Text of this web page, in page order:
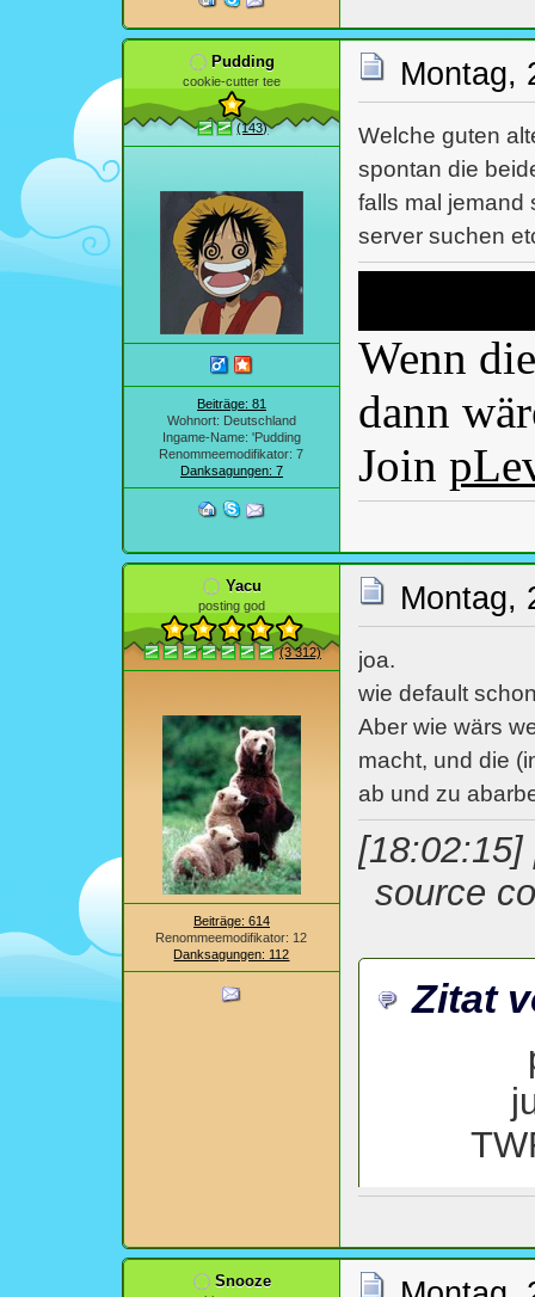
Pudding
cookie-cutter tee
(143)
Beiträge: 81
Wohnort: Deutschland
Ingame-Name: 'Pudding
Renommeemodifikator: 7
Danksagungen: 7
Montag,
Welche guten
spontan die
falls mal jemand
server suchen
Wenn
dann
Join
Yacu
posting god
(3 312)
Beiträge: 614
Renommeemodifikator: 12
Danksagungen: 112
Montag,
joa.
wie default
Aber wie wärs
macht, und die
ab und zu
source
Zitat
von
Snooze